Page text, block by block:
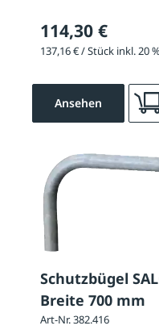
114,30 €
137,16 € / Stück inkl. 20
Ansehen
Schutzbügel
Breite 700 mm
Art-Nr. 382.416